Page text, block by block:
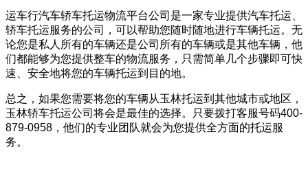
运车行汽车轿车托运物流平台公司是一家专业提供汽车托运、
轿车托运服务的公司，可以帮助您随时随地进行车辆托运。无
论您是私人所有的车辆还是公司所有的车辆或是其他车辆，他
们都能够为您提供整车的物流服务，只需简单几个步骤即可快
速、安全地将您的车辆托运到目的地。
总之，如果您需要将您的车辆从玉林托运到其他城市或地区，
玉林轿车托运公司将会是最佳的选择。只要拨打客服号码400-
879-0958，他们的专业团队就会为您提供全方面的托运服
务。